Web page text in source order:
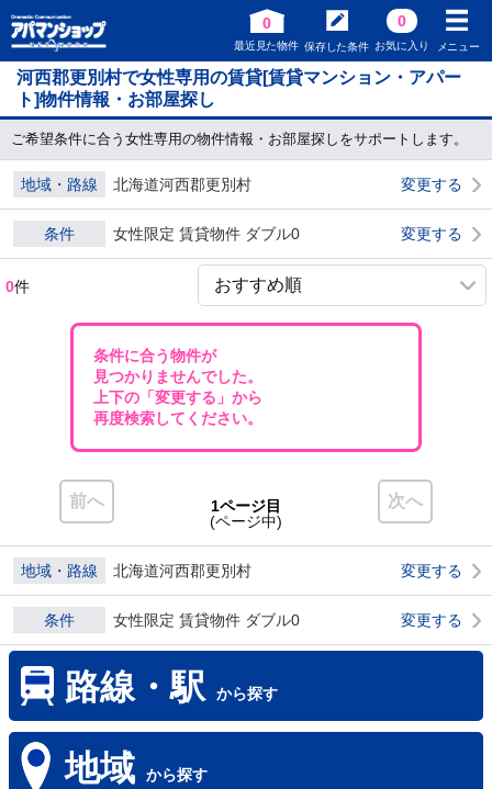
0
最近見た物件 保存した条件
0
お気に入り メニュー
河西郡更別村で女性専用の賃貸[賃貸マンション・アパー
ト]物件情報・お部屋探し
ご希望条件に合う女性専用の物件情報・お部屋探しをサポートします。
地域・路線 北海道河西郡更別村 変更する
条件 女性限定 賃貸物件 ダブル0 変更する
0件
条件に合う物件が
見つかりませんでした。
上下の「変更する」から
再度検索してください。
前へ 次へ
1ページ目
(ページ中)
地域・路線 北海道河西郡更別村 変更する
条件 女性限定 賃貸物件 ダブル0 変更する
路線・駅 から探す
地域 から探す